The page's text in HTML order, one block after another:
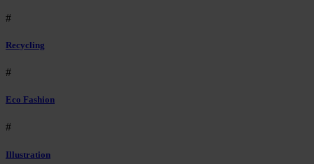
#
Recycling
#
Eco Fashion
#
Illustration